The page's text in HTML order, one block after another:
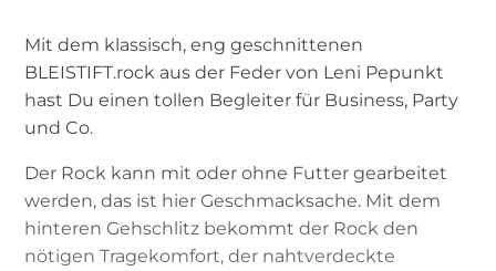
Mit dem klassisch, eng geschnittenen
BLEISTIFT.rock aus der Feder von Leni Pepunkt
hast Du einen tollen Begleiter für Business, Party
und Co.
Der Rock kann mit oder ohne Futter gearbeitet
werden, das ist hier Geschmacksache. Mit dem
hinteren Gehschlitz bekommt der Rock den
nötigen Tragekomfort, der nahtverdeckte